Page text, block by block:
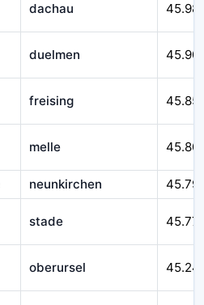
dachau
duelmen
freising
melle
neunkirchen
stade
oberursel